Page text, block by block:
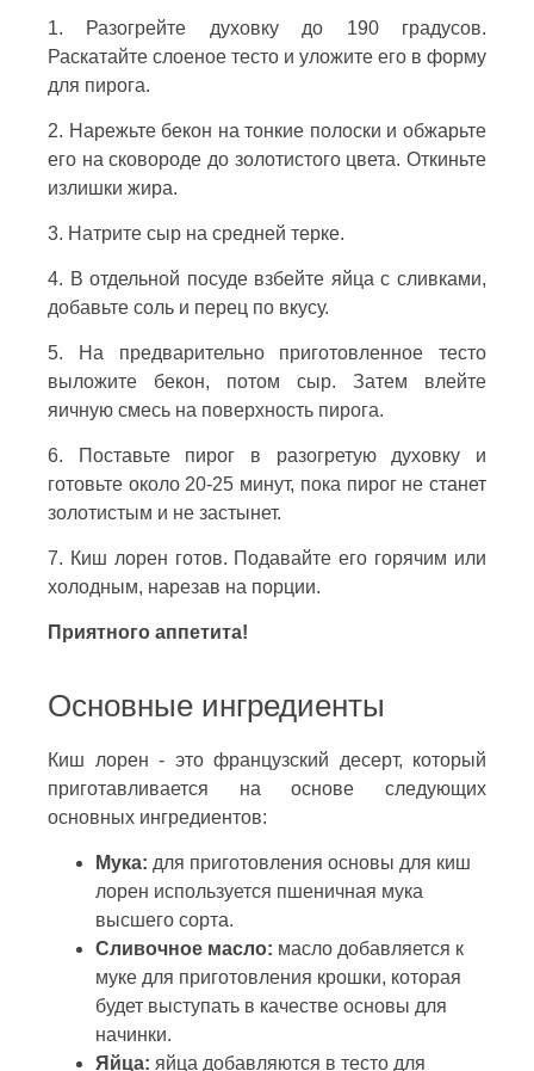
1. Разогрейте духовку до 190 градусов.
Раскатайте слоеное тесто и уложите его в форму
для пирога.
2. Нарежьте бекон на тонкие полоски и обжарьте
его на сковороде до золотистого цвета. Откиньте
излишки жира.
3. Натрите сыр на средней терке.
4. В отдельной посуде взбейте яйца с сливками,
добавьте соль и перец по вкусу.
5. На предварительно приготовленное тесто
выложите бекон, потом сыр. Затем влейте
яичную смесь на поверхность пирога.
6. Поставьте пирог в разогретую духовку и
готовьте около 20-25 минут, пока пирог не станет
золотистым и не застынет.
7. Киш лорен готов. Подавайте его горячим или
холодным, нарезав на порции.
Приятного аппетита!
Основные ингредиенты
Киш лорен - это французский десерт, который
приготавливается на основе следующих
основных ингредиентов:
Мука: для приготовления основы для киш
лорен используется пшеничная мука
высшего сорта.
Сливочное масло: масло добавляется к
муке для приготовления крошки, которая
будет выступать в качестве основы для
начинки.
Яйца: яйца добавляются в тесто для